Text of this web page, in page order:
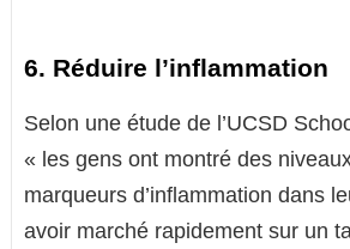
6. Réduire l’inflammation
Selon une étude de l’UCSD
« les gens ont montré des
marqueurs d’inflammation dans
avoir marché rapidement sur un